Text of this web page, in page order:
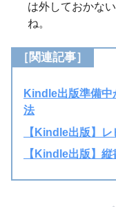
は外しておかな
ね。
［関連記事］
Kindle出版準備中
法
【Kindle出版】
【Kindle出版】